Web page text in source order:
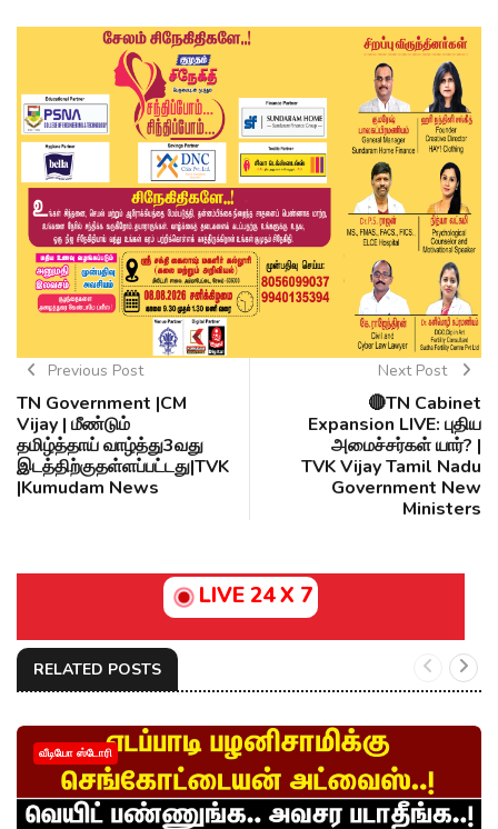
Previous Post
TN Government |CM
Vijay | மீண்டும்
தமிழ்த்தாய் வாழ்த்து3வது
இடத்திற்குதள்ளப்பட்டது|TVK
|Kumudam News
Next Post
🔴TN Cabinet
Expansion LIVE: புதிய
அமைச்சர்கள் யார்? |
TVK Vijay Tamil Nadu
Government New
Ministers
LIVE 24 X 7
RELATED POSTS
வீடியோ ஸ்டோரி